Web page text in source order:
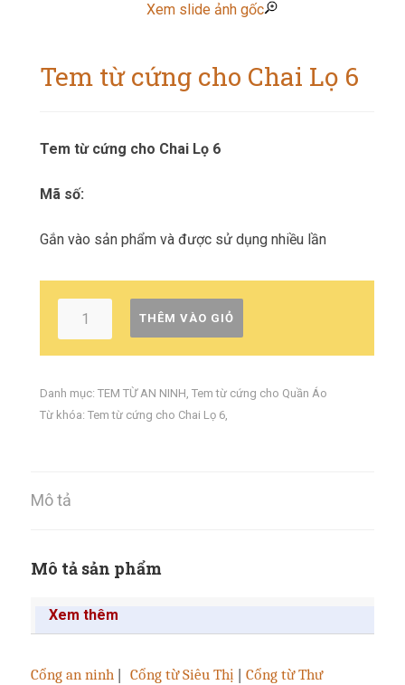
Xem slide ảnh gốc
Tem từ cứng cho Chai Lọ 6
Tem từ cứng cho Chai Lọ 6
Mã số:
Gắn vào sản phẩm và được sử dụng nhiều lần
THÊM VÀO GIỎ
Danh mục: TEM TỪ AN NINH, Tem từ cứng cho Quần Áo
Từ khóa: Tem từ cứng cho Chai Lọ 6,
Mô tả
Mô tả sản phẩm
Xem thêm
Cổng an ninh | Cổng từ Siêu Thị | Cổng từ Thư